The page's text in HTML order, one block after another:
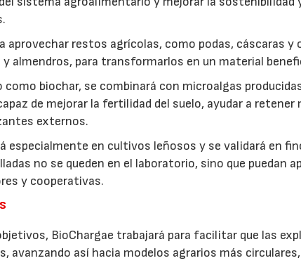
a aprovechar restos agrícolas, como podas, cáscaras
almendros, para transformarlos en un material
como biochar, se combinará con microalgas
de mejorar la fertilidad del suelo, ayudar a retener
externos.
especialmente en cultivos leñosos y se validará en
no se queden en el laboratorio, sino que puedan
y cooperativas.
BioChargae trabajará para facilitar que las
avanzando así hacia modelos agrarios más